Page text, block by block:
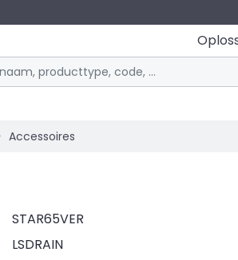
Accessoires
STAR65VER
LSDRAIN